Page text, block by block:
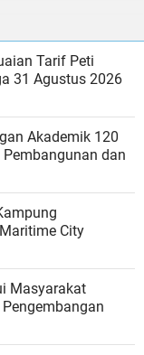
Tarif Peti
31 Agustus 2026
Akademik 120
dan
City
Masyarakat